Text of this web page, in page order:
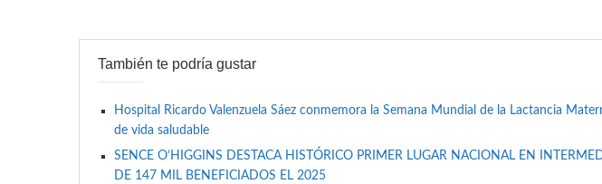
También te podría gustar
Hospital Ricardo Valenzuela Sáez conmemora la Semana Mundial de la Lactancia
de vida saludable
SENCE O’HIGGINS DESTACA HISTÓRICO PRIMER LUGAR NACIONAL EN
DE 147 MIL BENEFICIADOS EL 2025